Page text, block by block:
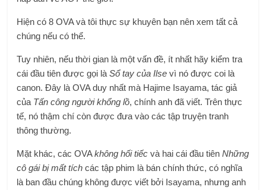
Hiện có 8 OVA và tôi thực sự khuyên bạn nên xem tất cả
chúng nếu có thể.
Tuy nhiên, nếu thời gian là một vấn đề, ít nhất hãy kiểm tra
cái đầu tiên được gọi làSổ tay của Ilse vì nó được coi là
canon. Đây là OVA duy nhất mà Hajime Isayama, tác giả
của Tấn công người khổng lồ, chính anh đã viết. Trên thực
tế, nó thậm chí còn được đưa vào các tập truyện tranh
thông thường.
Mặt khác, các OVAkhông hối tiếc và hai cái đầu tiênNhững
cô gái bị mất tích các tập phim là bán chính thức, có nghĩa
là ban đầu chúng không được viết bởi Isayama, nhưng anh